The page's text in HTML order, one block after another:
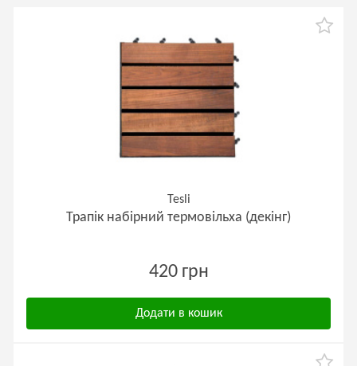
Tesli
Трапік набірний термовільха (декінг)
420 грн
Додати в кошик